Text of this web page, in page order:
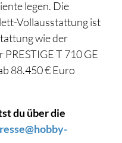
legen. Die
Vollausstattung ist
wie der
T 710 GE
88.450 € Euro
du über die